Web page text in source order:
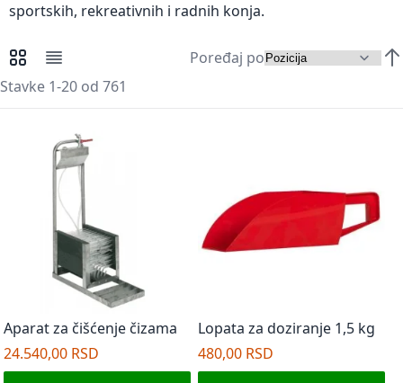
sportskih, rekreativnih i radnih konja.
Pregledi kao
Mreža Lista
Stavke 1-20 od 761
Poređaj po
Aparat za čišćenje čizama
24.540,00 RSD
Lopata za doziranje 1,5 kg
480,00 RSD